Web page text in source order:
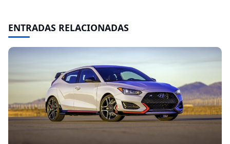
ENTRADAS RELACIONADAS